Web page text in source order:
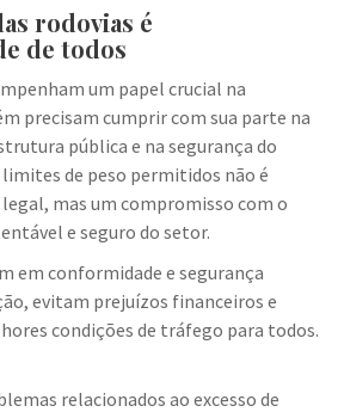
rodovias é
de todos
um papel crucial na
precisam cumprir com sua parte na
pública e na segurança do
de peso permitidos não é
mas um compromisso com o
e seguro do setor.
em conformidade e segurança
evitam prejuízos financeiros e
condições de tráfego para todos.
relacionados ao excesso de